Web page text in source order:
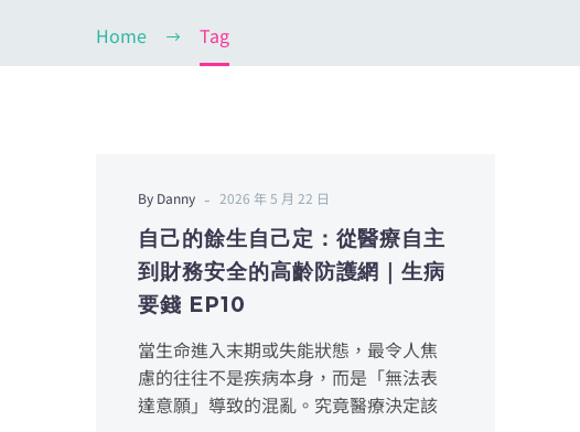
Home Tag
By Danny - 2026 年 5 月 22 日
自己的餘生自己定：從醫療自主
到財務安全的高齡防護網｜生病
要錢 EP10
當生命進入末期或失能狀態，最令人焦
慮的往往不是疾病本身，而是「無法表
達意願」導致的混亂。究竟醫療決定該